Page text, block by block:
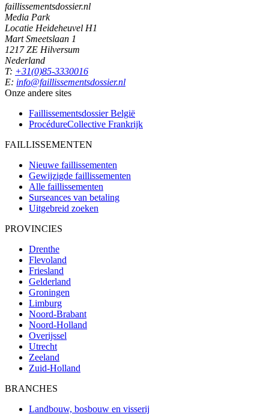
faillissementsdossier.nl
Media Park
Locatie Heideheuvel H1
Mart Smeetslaan 1
1217 ZE Hilversum
Nederland
T: +31(0)85-3330016
E: info@faillissementsdossier.nl
Onze andere sites
Faillissementsdossier België
ProcédureCollective Frankrijk
FAILLISSEMENTEN
Nieuwe faillissementen
Gewijzigde faillissementen
Alle faillissementen
Surseances van betaling
Uitgebreid zoeken
PROVINCIES
Drenthe
Flevoland
Friesland
Gelderland
Groningen
Limburg
Noord-Brabant
Noord-Holland
Overijssel
Utrecht
Zeeland
Zuid-Holland
BRANCHES
Landbouw, bosbouw en visserij